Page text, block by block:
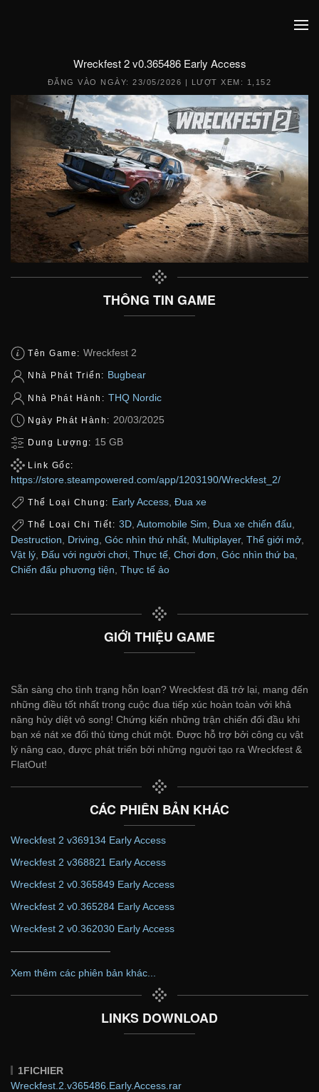
Wreckfest 2 v0.365486 Early Access
ĐĂNG VÀO NGÀY:23/05/2026 | LƯỢT XEM: 1,152
THÔNG TIN GAME
Tên Game: Wreckfest 2
Nhà Phát Triển: Bugbear
Nhà Phát Hành: THQ Nordic
Ngày Phát Hành: 20/03/2025
Dung Lượng: 15 GB
Link Gốc:
https://store.steampowered.com/app/1203190/Wreckfest_2/
Thể Loại Chung: Early Access Đua xe
Thể Loại Chi Tiết: 3D, Automobile Sim, Đua xe chiến đấu,
Destruction
Driving Góc nhìn thứ nhất Multiplayer, Thế giới mở
Vật lý Đấu với người chơi Thực tế Chơi đơn Góc nhìn thứ ba
Chiến đấu phương tiện Thực tế ảo
GIỚI THIỆU GAME
Sẵn sàng cho tình trạng hỗn loạn? Wreckfest đã trở lại, mang đến
những điều tốt nhất trong cuộc đua tiếp xúc hoàn toàn với khả
năng hủy diệt vô song! Chứng kiến ​​những trận chiến đối đầu khi
bạn xé nát xe đối thủ từng chút một. Được hỗ trợ bởi công cụ vật
lý nâng cao, được phát triển bởi những người tạo ra Wreckfest &
FlatOut!
CÁC PHIÊN BẢN KHÁC
Wreckfest 2 v369134 Early Access
Wreckfest 2 v368821 Early Access
Wreckfest 2 v0.365849 Early Access
Wreckfest 2 v0.365284 Early Access
Wreckfest 2 v0.362030 Early Access
——————————
Xem thêm các phiên bản khác...
LINKS DOWNLOAD
1FICHIER
Wreckfest.2.v365486.Early.Access.rar